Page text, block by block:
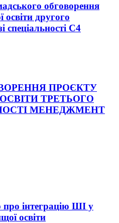
обговорення
другого
спеціальності С4
ПРОЄКТУ
ТРЕТЬОГО
МЕНЕДЖМЕНТ
інтеграцію ШІ у
освіти